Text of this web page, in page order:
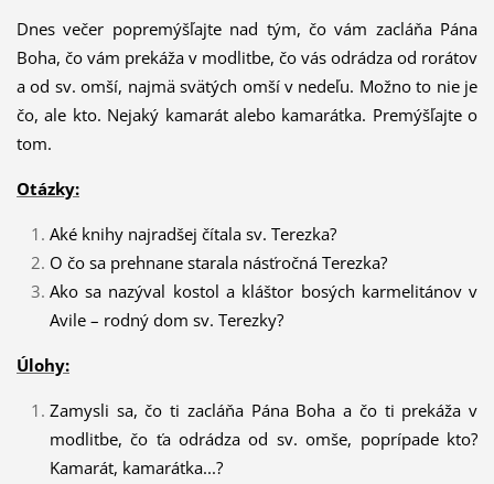
Dnes večer popremýšľajte nad tým, čo vám zacláňa Pána
Boha, čo vám prekáža v modlitbe, čo vás odrádza od rorátov
a od sv. omší, najmä svätých omší v nedeľu. Možno to nie je
čo, ale kto. Nejaký kamarát alebo kamarátka. Premýšľajte o
tom.
Otázky:
Aké knihy najradšej čítala sv. Terezka?
O čo sa prehnane starala násťročná Terezka?
Ako sa nazýval kostol a kláštor bosých karmelitánov v
Avile – rodný dom sv. Terezky?
Úlohy:
Zamysli sa, čo ti zacláňa Pána Boha a čo ti prekáža v
modlitbe, čo ťa odrádza od sv. omše, poprípade kto?
Kamarát, kamarátka...?